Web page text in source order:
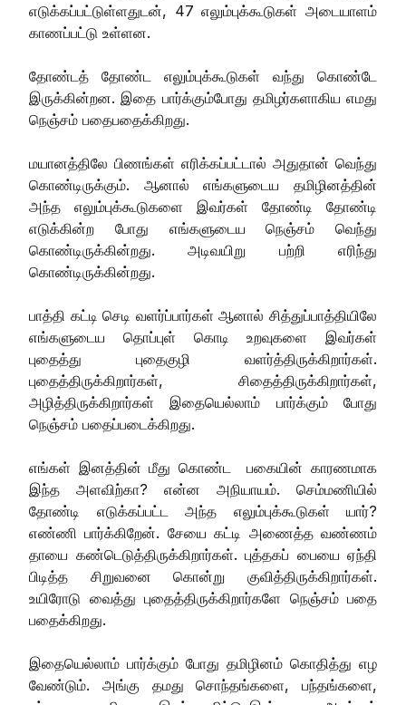
எடுக்கப்பட்டுள்ளதுடன், 47 எலும்புக்கூடுகள் அடையாளம்
காணப்பட்டு உள்ளன.
தோண்டத் தோண்ட எலும்புக்கூடுகள் வந்து கொண்டே
இருக்கின்றன. இதை பார்க்கும்போது தமிழர்களாகிய எமது
நெஞ்சம் பதைபதைக்கிறது.
மயானத்திலே பிணங்கள் எரிக்கப்பட்டால் அதுதான் வெந்து
கொண்டிருக்கும். ஆனால் எங்களுடைய தமிழினத்தின்
அந்த எலும்புக்கூடுகளை இவர்கள் தோண்டி தோண்டி
எடுக்கின்ற போது எங்களுடைய நெஞ்சம் வெந்து
கொண்டிருக்கின்றது. அடிவயிறு பற்றி எரிந்து
கொண்டிருக்கின்றது.
பாத்தி கட்டி செடி வளர்ப்பார்கள் ஆனால் சித்துப்பாத்தியிலே
எங்களுடைய தொப்புள் கொடி உறவுகளை இவர்கள்
புதைத்து புதைகுழி வளர்த்திருக்கிறார்கள்.
புதைத்திருக்கிறார்கள், சிதைத்திருக்கிறார்கள்,
அழித்திருக்கிறார்கள் இதையெல்லாம் பார்க்கும் போது
நெஞ்சம் பதைப்படைக்கிறது.
எங்கள் இனத்தின் மீது கொண்ட பகையின் காரணமாக
இந்த அளவிற்கா? என்ன அநியாயம். செம்மணியில்
தோண்டி எடுக்கப்பட்ட அந்த எலும்புக்கூடுகள் யார்?
எண்ணி பார்க்கிறேன். சேயை கட்டி அணைத்த வண்ணம்
தாயை கண்டெடுத்திருக்கிறார்கள். புத்தகப் பையை ஏந்தி
பிடித்த சிறுவனை கொன்று குவித்திருக்கிறார்கள்.
உயிரோடு வைத்து புதைத்திருக்கிறார்களே நெஞ்சம் பதை
பதைக்கிறது.
இதையெல்லாம் பார்க்கும் போது தமிழினம் கொதித்து எழ
வேண்டும். அங்கு தமது சொந்தங்களை, பந்தங்களை,